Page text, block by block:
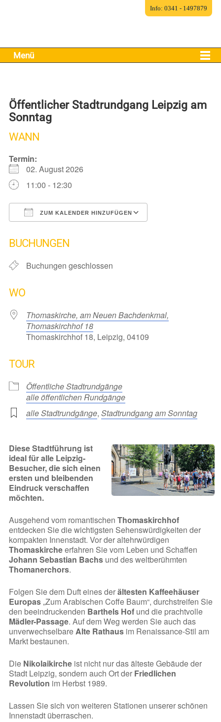
Menü
Öffentlicher Stadtrundgang Leipzig am
Sonntag
WANN
Termin:
02. August 2026
11:00 - 12:30
ZUM KALENDER HINZUFÜGEN
BUCHUNGEN
Buchungen geschlossen
WO
Thomaskirche, am Neuen Bachdenkmal,
Thomaskirchhof 18
Thomaskirchhof 18, Leipzig, 04109
TOUR
Öffentliche Stadtrundgänge
alle öffentlichen Rundgänge
alle Stadtrundgänge, Stadtrundgang am Sonntag
Diese Stadtführung ist
ideal für alle Leipzig-
Besucher, die sich einen
ersten und bleibenden
Eindruck verschaffen
möchten.
Ausgehend vom romantischen Thomaskirchhof
entdecken Sie die wichtigsten Sehenswürdigkeiten der
kompakten Innenstadt. Vor der altehrwürdigen
Thomaskircheerfahren Sie vom Leben und Schaffen
Johann Sebastian Bachsund des weltberühmten
Thomanerchors.
Folgen Sie dem Duft eines derältesten Kaffeehäuser
Europas„Zum Arabischen Coffe Baum“, durchstreifen Sie
den beeindruckenden Barthels Hofund die prachtvolle
Mädler-Passage. Auf dem Weg werden Sie auch das
unverwechselbareAlte Rathausim Renaissance-Stil am
Markt bestaunen.
Die Nikolaikircheist nicht nur das älteste Gebäude der
Stadt Leipzig, sondern auch Ort der Friedlichen
Revolution im Herbst 1989.
Lassen Sie sich von weiteren Stationen unserer schönen
Innenstadt überraschen.
Info: 0341 - 1497879